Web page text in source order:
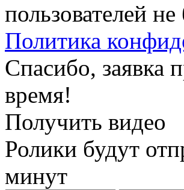
пользователей
Политика
Спасибо, заявка
время!
Получить видео
Ролики будут
минут